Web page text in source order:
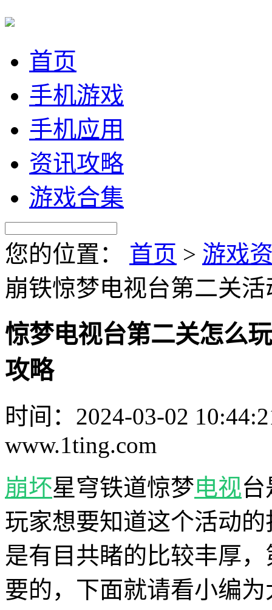
首页
手机游戏
手机应用
资讯攻略
游戏合集
您的位置： 首页 > 游戏
崩铁惊梦电视台第二关
惊梦电视台第二关怎么
攻略
时间：2024-03-02
www.1ting.com
崩坏星穹铁道惊梦电视
玩家想要知道这个活动
是有目共睹的比较丰厚
要的，下面就请看小编